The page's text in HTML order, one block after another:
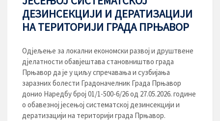
ДЕЗИНСЕКЦИЈИ И ДЕРАТИЗАЦИЈИ
НА ТЕРИТОРИЈИ ГРАДА ПРЊАВОР
Одјељење за локални економски развој и друштвене
дјелатности обавјештава становништво града
Прњавор да је у циљу спречавања и сузбијања
заразних болести Градоначелник Града Прњавор
донио Наредбу број 01/1-500-6/26 од 27.05.2026. године
о обавезној јесењој систематској дезинсекцији и
дератизацији на територији града Прњавор.